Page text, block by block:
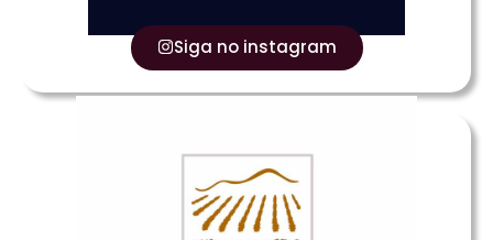
Siga no instagram